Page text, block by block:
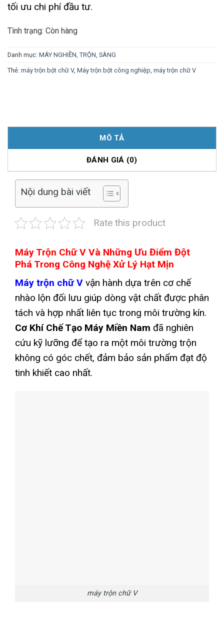
tối ưu chi phí đầu tư.
Tình trạng: Còn hàng
Danh mục: MÁY NGHIỀN, TRỘN, SÀNG
Thẻ: máy trộn bột chữ V, Máy trộn bột công nghiệp, máy trộn chữ V
MÔ TẢ
ĐÁNH GIÁ (0)
Nội dung bài viết
Rate this product
Máy Trộn Chữ V Và Những Ưu Điểm Đột
Phá Trong Công Nghệ Xử Lý Hạt Mịn
Máy trộn chữ V vận hành dựa trên cơ chế
nhào lộn đối lưu giúp dòng vật chất được phân
tách và hợp nhất liên tục trong môi trường kín.
Cơ Khí Chế Tạo Máy Miền Nam đã nghiên
cứu kỹ lưỡng để tạo ra một môi trường trộn
không có góc chết, đảm bảo sản phẩm đạt độ
tinh khiết cao nhất.
máy trộn chữ V